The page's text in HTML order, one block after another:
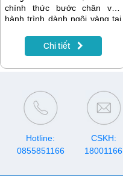
chính thức bước chân vào
hành trình dành ngôi vàng tại
người hâm mộ trên toàn quốc,
dịch vụ truyền hình MyTV của
Chi tiết
Hotline:
0855851166
CSKH:
18001166